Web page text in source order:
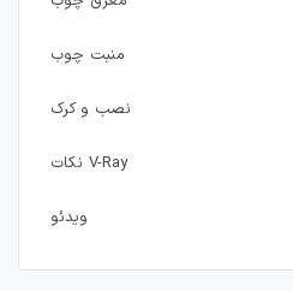
منبت چوب
نصب و کرک
نکات V-Ray
ویدئو